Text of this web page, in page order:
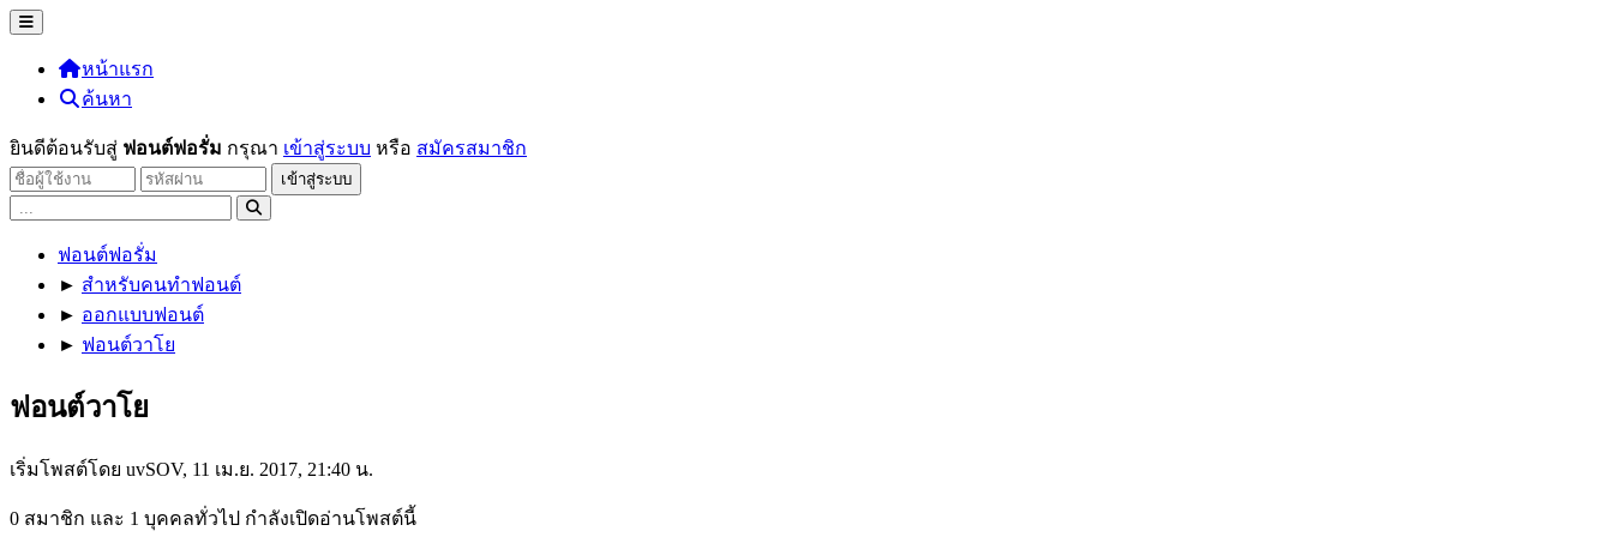
หน้าแรก
ค้นหา
ยินดีต้อนรับสู่ ฟอนต์ฟอรั่ม กรุณา เข้าสู่ระบบ หรือ สมัครสมาชิก
ฟอนต์ฟอรั่ม
► สำหรับคนทำฟอนต์
► ออกแบบฟอนต์
► ฟอนต์วาโย
ฟอนต์วาโย
เริ่มโพสต์โดย uvSOV, 11 เม.ย. 2017, 21:40 น.
0 สมาชิก และ 1 บุคคลทั่วไป กำลังเปิดอ่านโพสต์นี้